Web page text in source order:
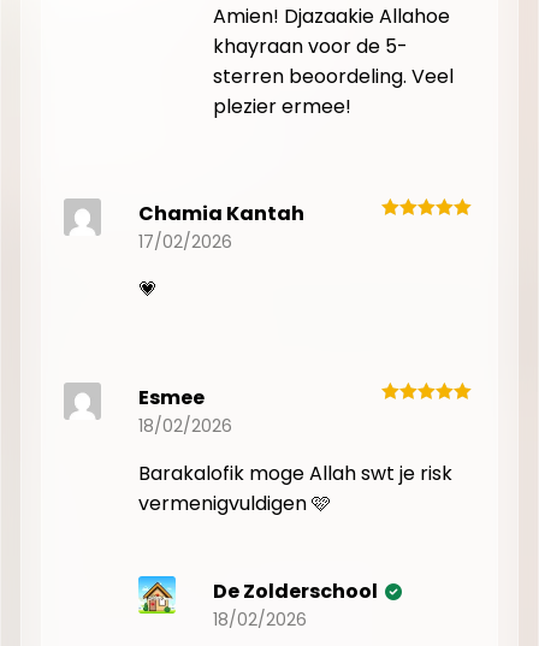
Amien! Djazaakie Allahoe
khayraan voor de 5-
sterren beoordeling. Veel
plezier ermee!
Chamia Kantah
17/02/2026
💗
Esmee
18/02/2026
Barakalofik moge Allah swt je risk
vermenigvuldigen 🩷
De Zolderschool
18/02/2026